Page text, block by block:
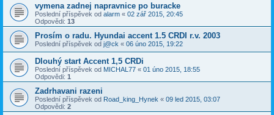
vymena zadnej napravnice po buracke
Poslední příspěvek od alarm « 02 zář 2015, 20:45
Odpovědi: 13
Prosím o radu. Hyundai accent 1.5 CRDI r.v. 2003
Poslední příspěvek od j@ck « 06 úno 2015, 19:22
Dlouhý start Accent 1,5 CRDi
Poslední příspěvek od MICHAL77 « 01 úno 2015, 18:55
Odpovědi: 1
Zadrhavani razeni
Poslední příspěvek od Road_king_Hynek « 09 led 2015, 03:07
Odpovědi: 2